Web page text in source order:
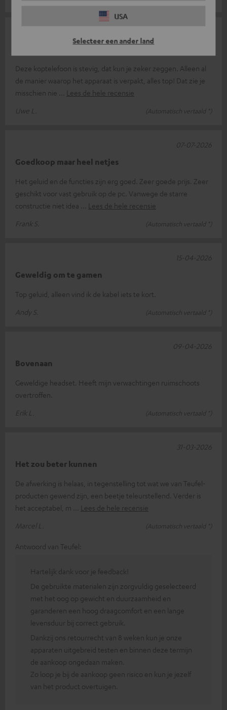
USA
Selecteer een ander land
Deze koptelefoon is stevig, dat kun je zeker zeggen. Alleen al
de manier waarop het apparaat is verpakt, alles top! Dat zie je
misschien nie
Lees de hele recensie
Uwe L.
(Automatisch vertaald *)
Goedkoop maar heel netjes
Het geluid en de functies zijn erg goed. Zeer goede prijs. Zeer
geschikt voor vast gebruik op de pc. Vanwege de starre
constructie niet idea
Lees de hele recensie
Frank S.
(Automatisch vertaald *)
07-07-2026
Geweldig om te gamen
Top geluid, alleen vind ik de kabel iets te kort.
Andy S.
(Automatisch vertaald *)
15-04-2026
Bovenaan
Geweldige headset. Heeft mijn verwachtingen ruimschoots
overtroffen.
Erik L.
(Automatisch vertaald *)
09-04-2026
Het zou beter kunnen
De afwerking is helaas, in tegenstelling tot wat we van Teufel-
producten gewend zijn, een beetje teleurstellend. Verder is
het acceptabel, m
Lees de hele recensie
Marcel L.
(Automatisch vertaald *)
31-03-2026
Antwoord van Teufel:
Hartelijk dank voor je feedback!
De gebruikte materialen zijn zorgvuldig geselecteerd
met het oog op gewicht en duurzaamheid en
garanderen een hoog draagcomfort en een lange
levensduur bij correct gebruik.
Dankzij ons retourrecht van 8 weken kun je onze
apparaten uitgebreid testen en binnen deze termijn
de aankoop ongedaan maken.
Zo loop je bij de aankoop geen risico en kun je jezelf
van het product overtuigen.